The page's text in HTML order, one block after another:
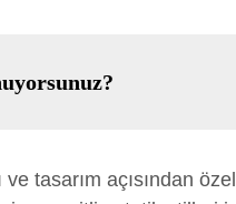
tasarım açısından